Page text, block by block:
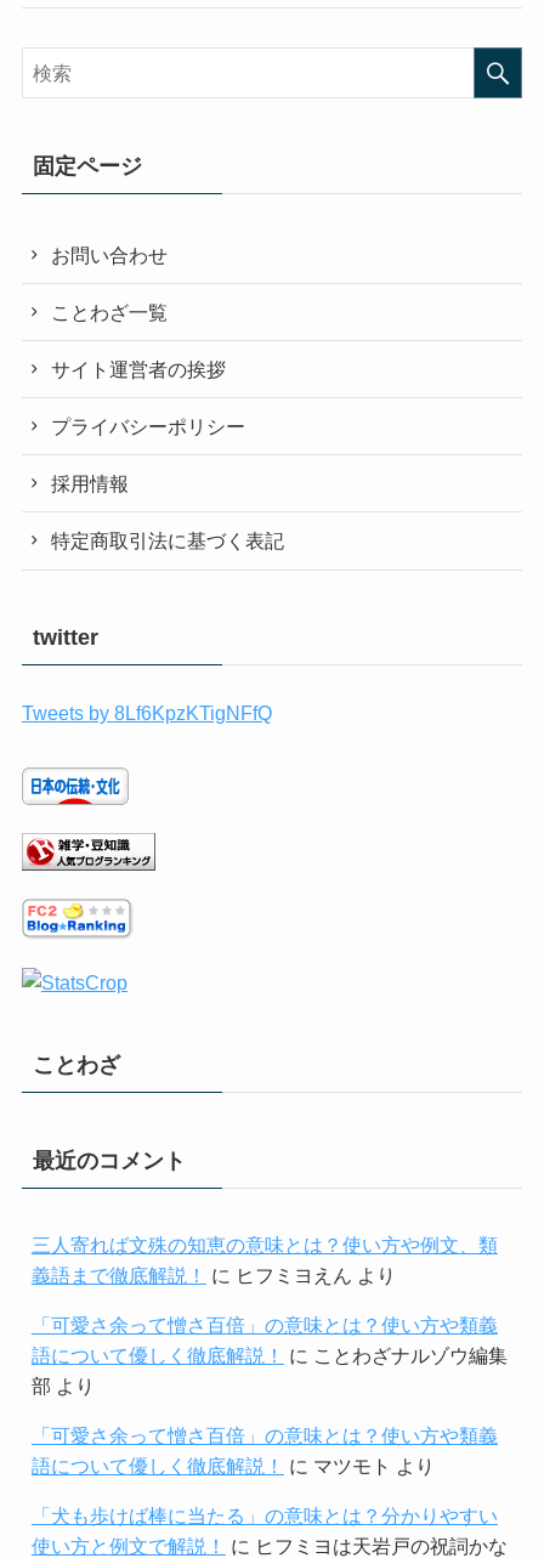
固定ページ
お問い合わせ
ことわざ一覧
サイト運営者の挨拶
プライバシーポリシー
採用情報
特定商取引法に基づく表記
twitter
Tweets by 8Lf6KpzKTigNFfQ
ことわざ
最近のコメント
三人寄れば文殊の知恵の意味とは？使い方や例文、類
義語まで徹底解説！
に ヒフミヨえん より
「可愛さ余って憎さ百倍」の意味とは？使い方や類義
語について優しく徹底解説！
に ことわざナルゾウ編集
部 より
「可愛さ余って憎さ百倍」の意味とは？使い方や類義
語について優しく徹底解説！
に マツモト より
「犬も歩けば棒に当たる」の意味とは？分かりやすい
使い方と例文で解説！
に ヒフミヨは天岩戸の祝詞かな